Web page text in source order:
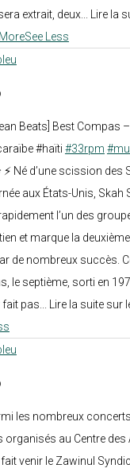
extrait, deux... Lire la
See Less
Beats] Best Compas
#haïti #33rpm
Né d’une scission des
aux États-Unis, Skah
l’un des
et marque la
de nombreux succès.
le septième, sorti en
fait pas... Lire la suite sur
les nombreux concerts
organisés au Centre des
venir le Zawinul